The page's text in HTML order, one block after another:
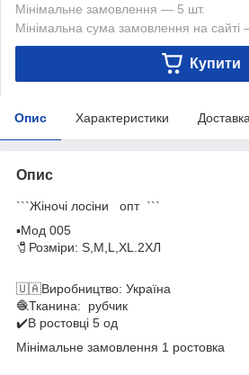
Мінімальне замовлення — 5 шт.
Мінімальна сума замовлення на
Купити
Опис Характеристики Доставка
Опис
```Жіночі лосіни опт ```
▪️Мод 005
🧷Розміри: S,M,L,XL.2ХЛ
🇺🇦Виробництво: Україна
🧶Тканина: рубчик
✔️В ростовці 5 од
Мінімальне замовлення 1 ростовка